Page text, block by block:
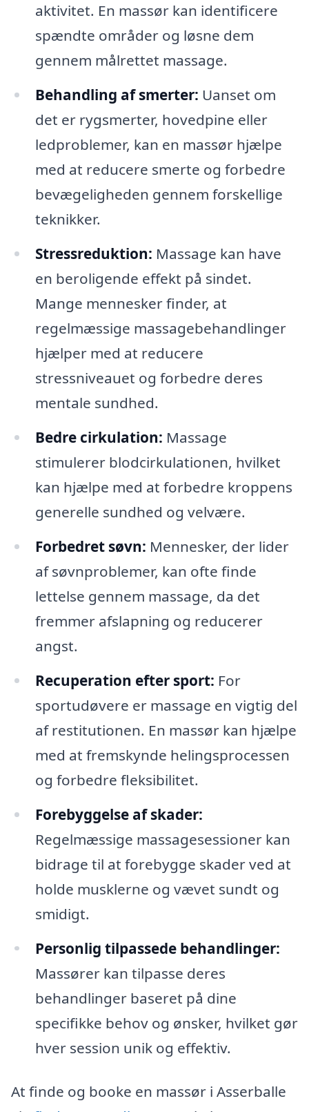
aktivitet. En massør kan identificere
spændte områder og løsne dem
gennem målrettet massage.
Behandling af smerter: Uanset om
det er rygsmerter, hovedpine eller
ledproblemer, kan en massør hjælpe
med at reducere smerte og forbedre
bevægeligheden gennem forskellige
teknikker.
Stressreduktion: Massage kan have
en beroligende effekt på sindet.
Mange mennesker finder, at
regelmæssige massagebehandlinger
hjælper med at reducere
stressniveauet og forbedre deres
mentale sundhed.
Bedre cirkulation: Massage
stimulerer blodcirkulationen, hvilket
kan hjælpe med at forbedre kroppens
generelle sundhed og velvære.
Forbedret søvn: Mennesker, der lider
af søvnproblemer, kan ofte finde
lettelse gennem massage, da det
fremmer afslapning og reducerer
angst.
Recuperation efter sport: For
sportudøvere er massage en vigtig del
af restitutionen. En massør kan hjælpe
med at fremskynde helingsprocessen
og forbedre fleksibilitet.
Forebyggelse af skader:
Regelmæssige massagesessioner kan
bidrage til at forebygge skader ved at
holde musklerne og vævet sundt og
smidigt.
Personlig tilpassede behandlinger:
Massører kan tilpasse deres
behandlinger baseret på dine
specifikke behov og ønsker, hvilket gør
hver session unik og effektiv.
At finde og booke en massør i Asserballe